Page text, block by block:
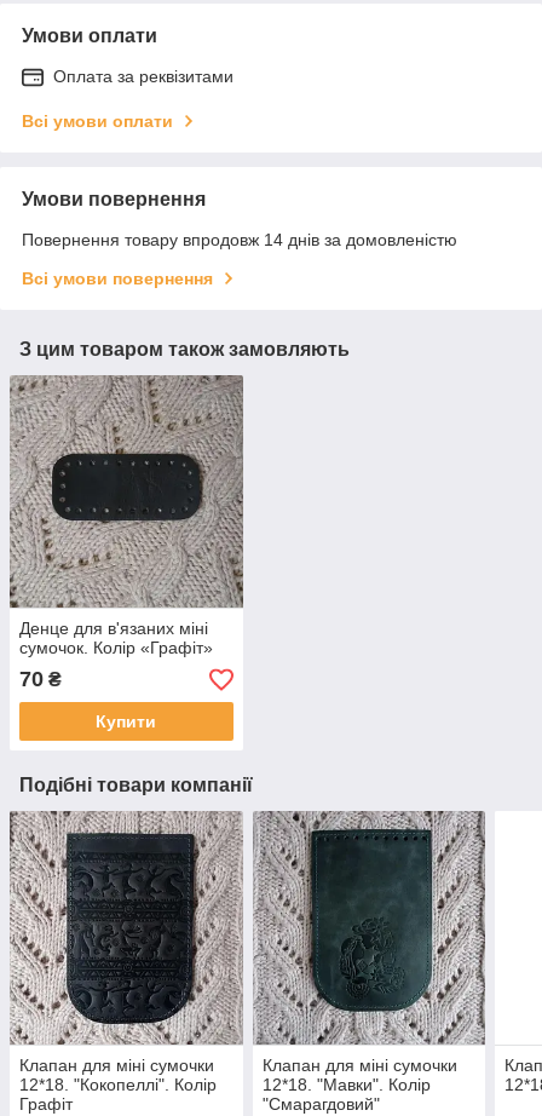
Умови оплати
Оплата за реквізитами
Всі умови оплати
Умови повернення
Повернення товару впродовж 14 днів за домовленістю
Всі умови повернення
З цим товаром також замовляють
Денце для в'язаних міні
сумочок. Колір «Графіт»
70 ₴
Купити
Подібні товари компанії
Клапан для міні сумочки
12*18. "Кокопеллі". Колір
Графіт
Клапан для міні сумочки
12*18. "Мавки". Колір
"Смарагдовий"